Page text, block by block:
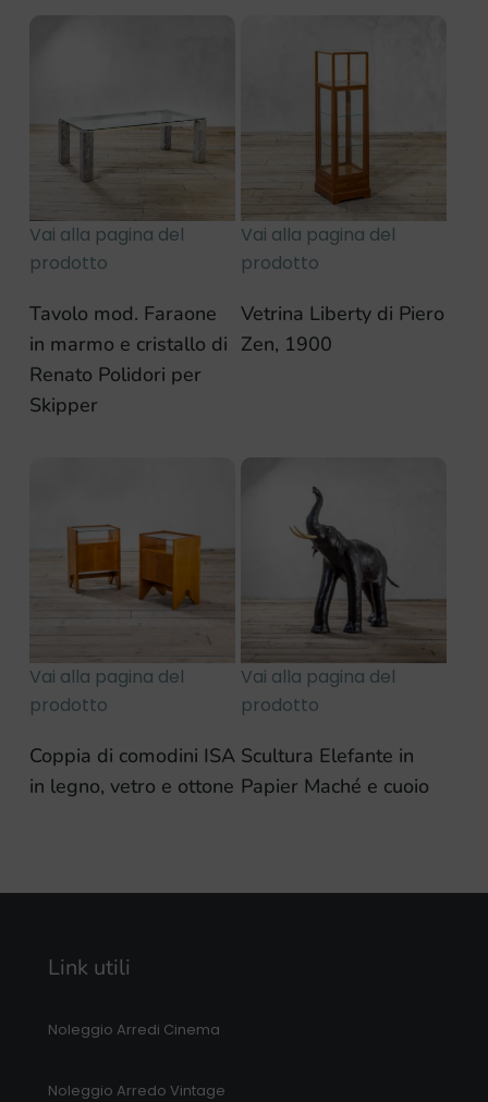
Vai alla pagina del
prodotto
Tavolo mod. Faraone
in marmo e cristallo di
Renato Polidori per
Skipper
Vai alla pagina del
prodotto
Vetrina Liberty di Piero
Zen, 1900
Vai alla pagina del
prodotto
Coppia di comodini ISA
in legno, vetro e ottone
Vai alla pagina del
prodotto
Scultura Elefante in
Papier Maché e cuoio
Link utili
Noleggio Arredi Cinema
Noleggio Arredo Vintage